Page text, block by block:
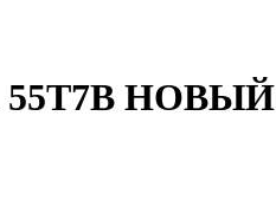
55T7B НОВЫЙ